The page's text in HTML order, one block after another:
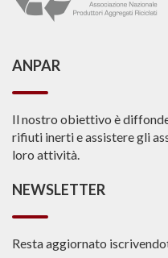
ANPAR
Il nostro obiettivo è
rifiuti inerti e assistere gli
loro attività.
NEWSLETTER
Resta aggiornato